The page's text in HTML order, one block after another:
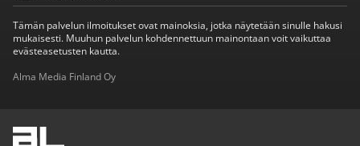
Tämän palvelun ilmoitukset ovat mainoksia, jotka näytetään sinulle hakusi
mukaisesti. Muuhun palvelun kohdennettuun mainontaan voit vaikuttaa
evästeasetusten kautta.
Alma Media Finland Oy